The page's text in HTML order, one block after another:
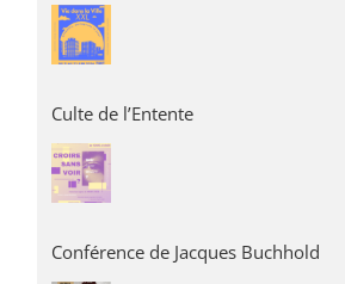
Culte de l’Entente
Conférence de Jacques Buchhold